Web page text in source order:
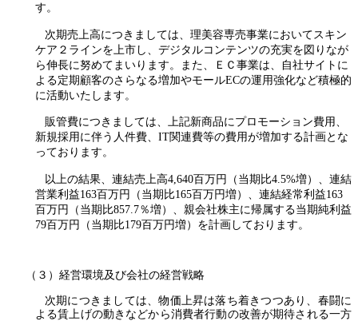
す。
次期売上高につきましては、理美容専売事業においてスキン
ケア２ラインを上市し、デジタルコンテンツの充実を図りなが
ら伸長に努めてまいります。また、ＥＣ事業は、自社サイトに
よる定期顧客のさらなる増加やモールECの運用強化など積極的
に活動いたします。
販管費につきましては、上記新商品にプロモーション費用、
新規採用に伴う人件費、IT関連費等の費用が増加する計画とな
っております。
以上の結果、連結売上高4,640百万円（当期比4.5%増）、連結
営業利益163百万円（当期比165百万円増）、連結経常利益163
百万円（当期比857.7％増）、親会社株主に帰属する当期純利益
79百万円（当期比179百万円増）を計画しております。
（３）経営環境及び会社の経営戦略
次期につきましては、物価上昇は落ち着きつつあり、春闘に
よる賃上げの動きなどから消費者行動の改善が期待される一方